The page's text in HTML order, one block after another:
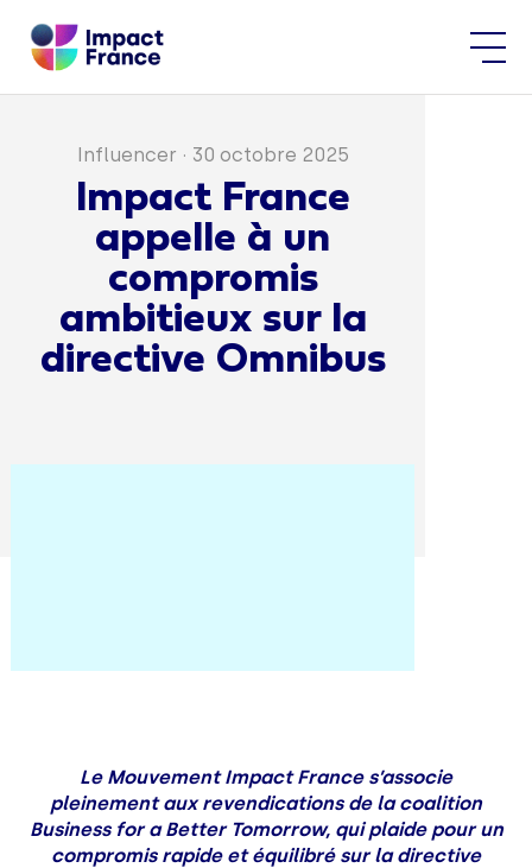
Influencer · 30 octobre 2025
Impact France
appelle à un
compromis
ambitieux sur la
directive Omnibus
Le Mouvement Impact France s’associe
pleinement aux revendications de la coalition
Business for a Better Tomorrow, qui plaide pour un
compromis rapide et équilibré sur la directive